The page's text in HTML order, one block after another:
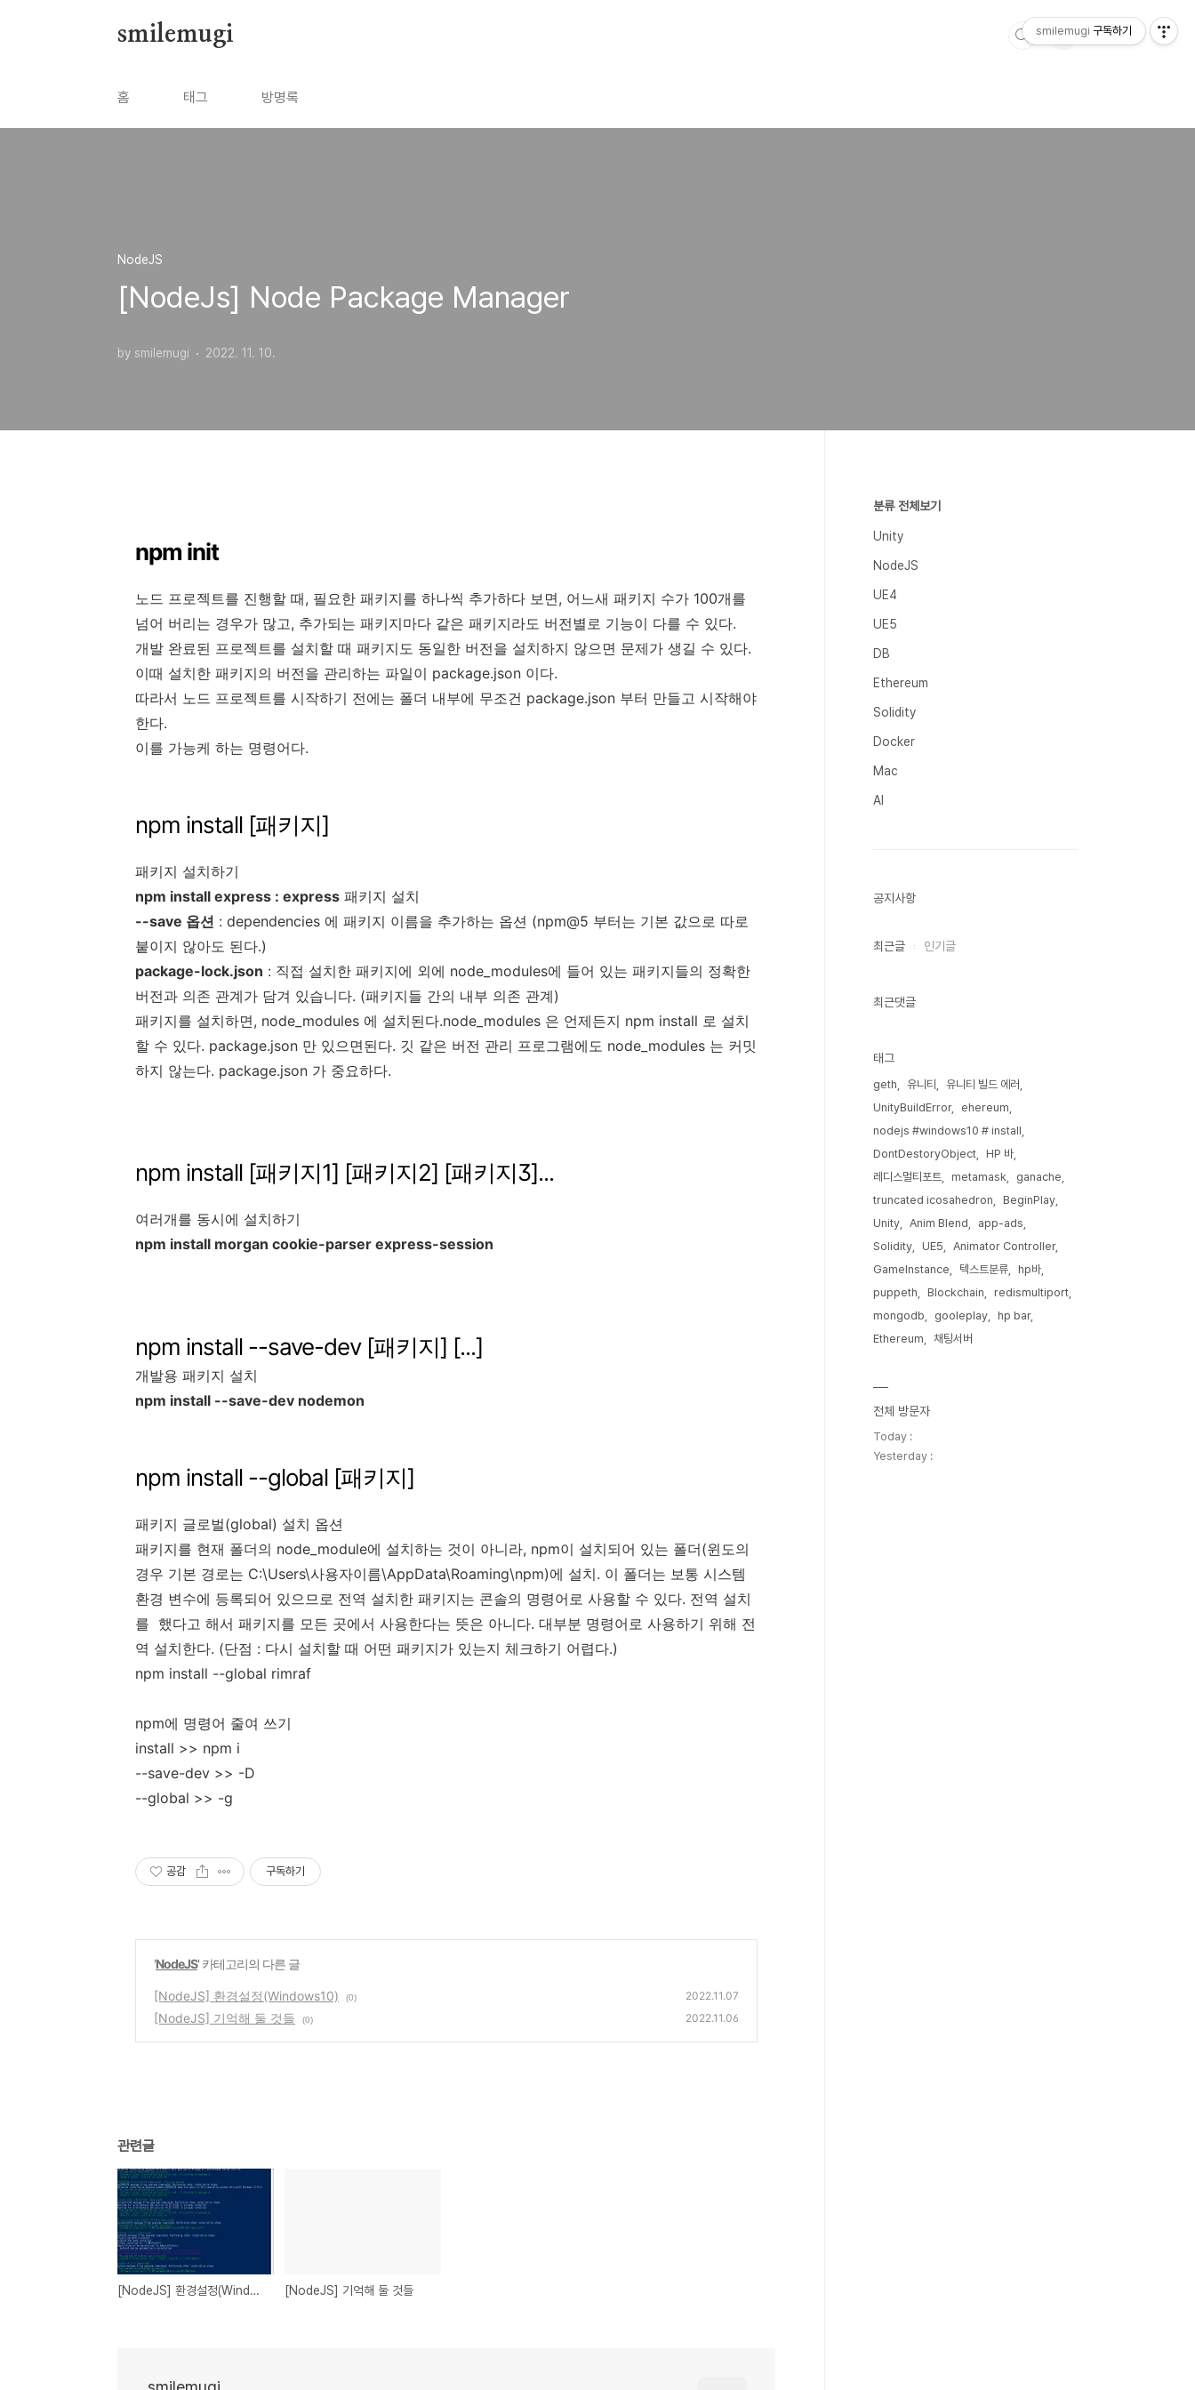
smilemugi
홈 태그 방명록
NodeJS
[NodeJs] Node Package Manager
by smilemugi 2022. 11. 10.
npm init
노드 프로젝트를 진행할 때, 필요한 패키지를 하나씩 추가하다 보면, 어느새 패키지 수가 100개를
넘어 버리는 경우가 많고, 추가되는 패키지마다 같은 패키지라도 버전별로 기능이 다를 수 있다.
개발 완료된 프로젝트를 설치할 때 패키지도 동일한 버전을 설치하지 않으면 문제가 생길 수 있다.
이때 설치한 패키지의 버전을 관리하는 파일이 package.json 이다.
따라서 노드 프로젝트를 시작하기 전에는 폴더 내부에 무조건 package.json 부터 만들고 시작해야
한다.
이를 가능케 하는 명령어다.
npm install [패키지]
패키지 설치하기
npm install express : express 패키지 설치
--save 옵션 : dependencies 에 패키지 이름을 추가하는 옵션 (npm@5 부터는 기본 값으로 따로
붙이지 않아도 된다.)
package-lock.json : 직접 설치한 패키지에 외에 node_modules에 들어 있는 패키지들의 정확한
버전과 의존 관계가 담겨 있습니다. (패키지들 간의 내부 의존 관계)
패키지를 설치하면, node_modules 에 설치된다.node_modules 은 언제든지 npm install 로 설치
할 수 있다. package.json 만 있으면된다. 깃 같은 버전 관리 프로그램에도 node_modules 는 커밋
하지 않는다. package.json 가 중요하다.
npm install [패키지1] [패키지2] [패키지3]...
여러개를 동시에 설치하기
npm install morgan cookie-parser express-session
npm install --save-dev [패키지] [...]
개발용 패키지 설치
npm install --save-dev nodemon
npm install --global [패키지]
패키지 글로벌(global) 설치 옵션
패키지를 현재 폴더의 node_module에 설치하는 것이 아니라, npm이 설치되어 있는 폴더(윈도의
경우 기본 경로는 C:\Users\사용자이름\AppData\Roaming\npm)에 설치. 이 폴더는 보통 시스템
환경 변수에 등록되어 있으므로 전역 설치한 패키지는 콘솔의 명령어로 사용할 수 있다. 전역 설치
를 했다고 해서 패키지를 모든 곳에서 사용한다는 뜻은 아니다. 대부분 명령어로 사용하기 위해 전
역 설치한다. (단점 : 다시 설치할 때 어떤 패키지가 있는지 체크하기 어렵다.)
npm install --global rimraf
npm에 명령어 줄여 쓰기
install >> npm i
--save-dev >> -D
--global >> -g
공감 구독하기
'NodeJS' 카테고리의 다른 글
[NodeJS] 환경설정(Windows10) (0) 2022.11.07
[NodeJS] 기억해 둘 것들 (0) 2022.11.06
관련글
[NodeJS] 환경설정(Windows10) [NodeJS] 기억해 둘 것들
분류 전체보기
Unity
NodeJS
UE4
UE5
DB
Ethereum
Solidity
Docker
Mac
AI
공지사항
최근글 인기글
최근댓글
태그
geth 유니티
유니티 빌드 에러
UnityBuildError
ehereum
nodejs #windows10 # install
DontDestoryObject
HP 바
레디스멀티포트
metamask
ganache
truncated icosahedron
BeginPlay
Unity
Anim Blend
app-ads
Solidity
UE5
Animator Controller
GameInstance
텍스트분류
hp바
puppeth
Blockchain
redismultiport
mongodb
gooleplay
hp bar
Ethereum
채팅서버
전체 방문자
Today :
Yesterday :
smilemugi 구독하기